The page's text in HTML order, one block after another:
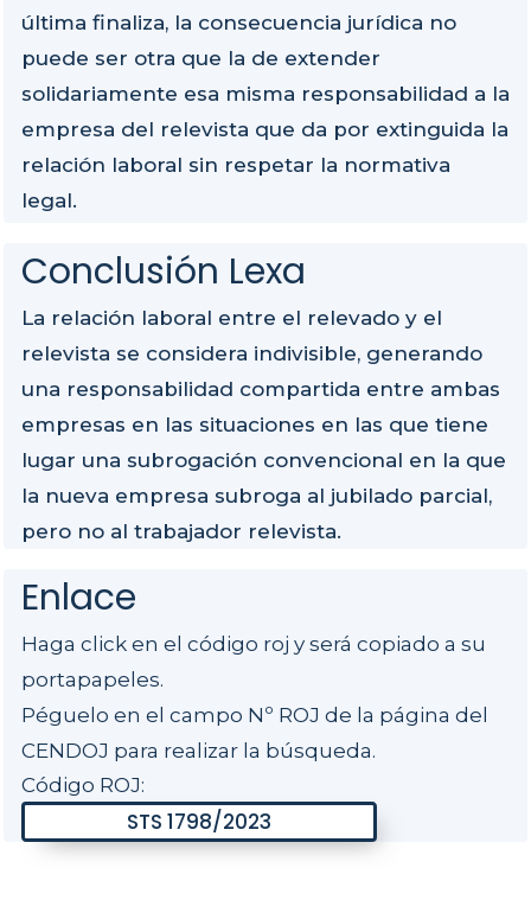
última finaliza, la consecuencia jurídica no
puede ser otra que la de extender
solidariamente esa misma responsabilidad a la
empresa del relevista que da por extinguida la
relación laboral sin respetar la normativa
legal.
Conclusión Lexa
La relación laboral entre el relevado y el
relevista se considera indivisible, generando
una responsabilidad compartida entre ambas
empresas en las situaciones en las que tiene
lugar una subrogación convencional en la que
la nueva empresa subroga al jubilado parcial,
pero no al trabajador relevista.
Enlace
Haga click en el código roj y será copiado a su
portapapeles.
Péguelo en el campo Nº ROJ de la página del
CENDOJ para realizar la búsqueda.
Código ROJ: